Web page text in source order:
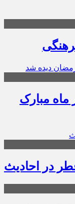
مبارک
در احادیث